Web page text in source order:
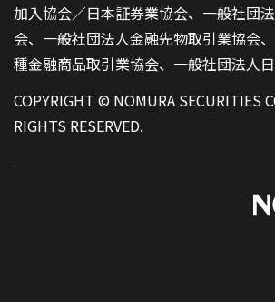
加入協会／日本証券業協会、一般社団
会、一般社団法人金融先物取引業協会
種金融商品取引業協会、一般社団法人
COPYRIGHT © NOMURA SECURITIES
RIGHTS RESERVED.